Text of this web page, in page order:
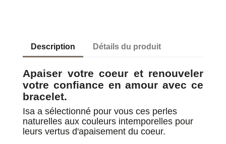
Description Détails du produit
Apaiser votre coeur et renouveler
votre confiance en amour avec ce
bracelet.
Isa a sélectionné pour vous ces perles
naturelles aux couleurs intemporelles pour
leurs vertus d'apaisement du coeur.